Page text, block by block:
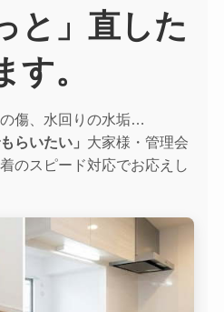
と」直した
す。
傷、水回りの水垢…
らいたい」 大家様・管理会
のスピード対応でお応えし